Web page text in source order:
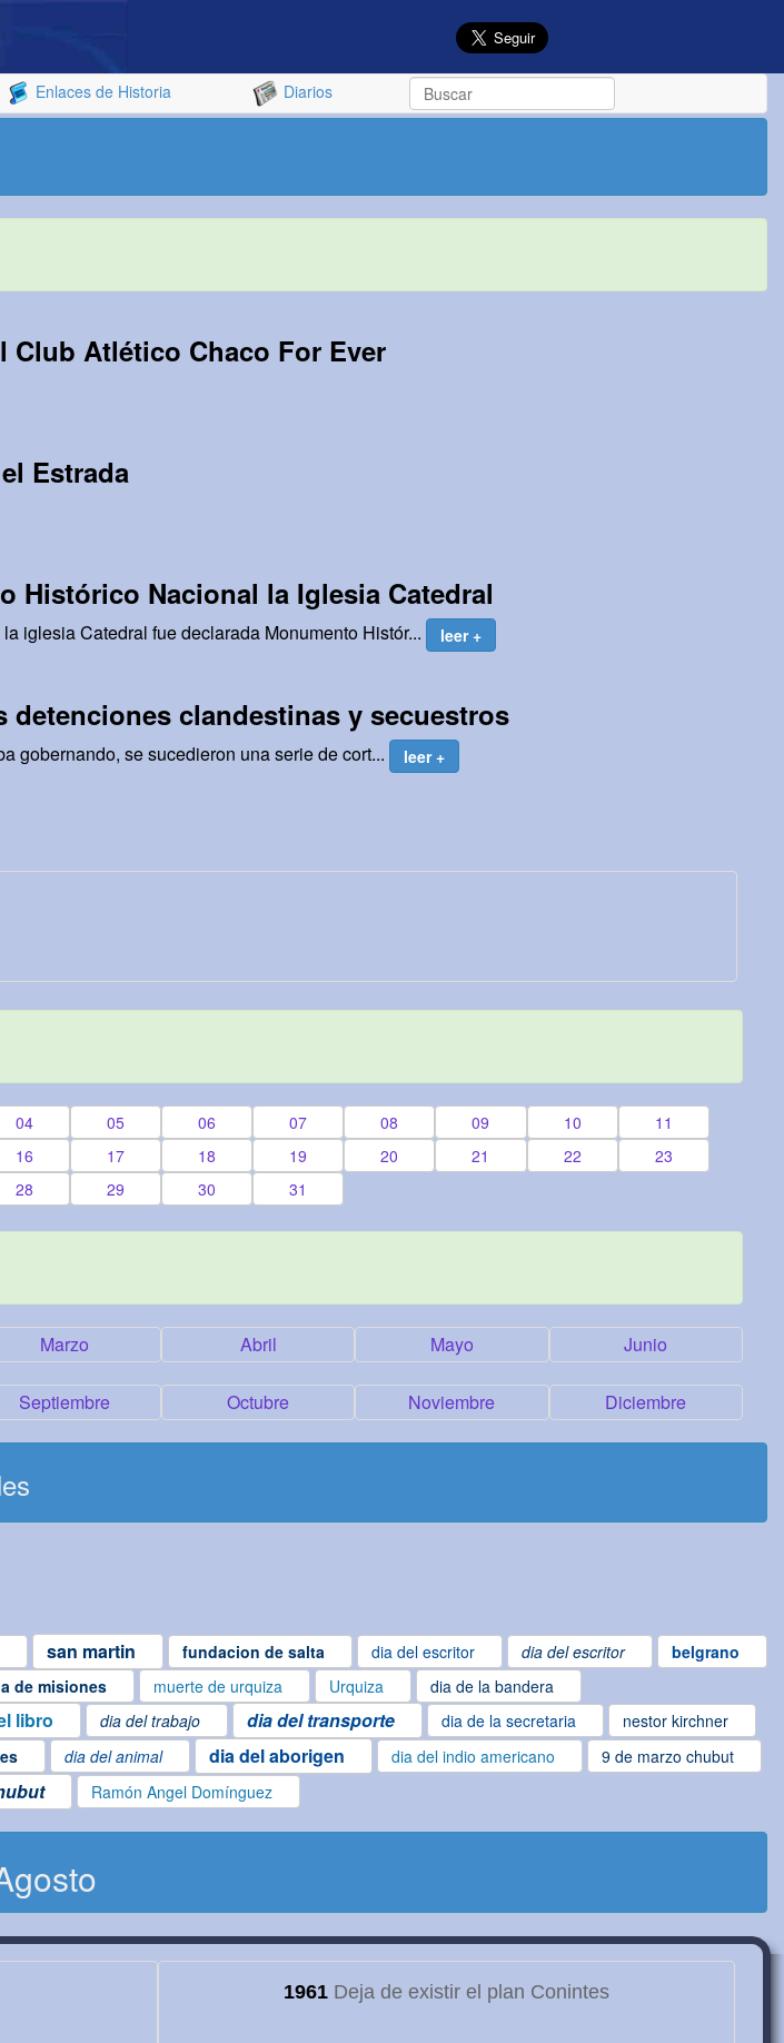
Enlaces de Historia Diarios
Club Atlético Chaco For Ever
Estrada
Histórico Nacional la Iglesia Catedral
iglesia Catedral fue declarada Monumento Histór... leer +
detenciones clandestinas y secuestros
gobernando, se sucedieron una serie de cort... leer +
04 05 06 07 08 09 10
11
16 17 18 19 20 21 22
23
28 29 30 31
Marzo Abril Mayo Junio
Septiembre Octubre Noviembre Diciembre
san martin fundacion de salta dia del escritor dia del escritor
belgrano
de misiones muerte de urquiza Urquiza
dia de la bandera
libro dia del trabajo dia del transporte dia de la secretaria nestor kirchner
dia del animal dia del aborigen dia del indio americano
9 de marzo chubut
Ramón Angel Domínguez
1961Deja de existir el plan Conintes